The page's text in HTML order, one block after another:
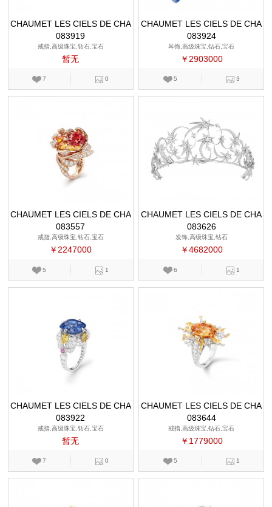
CHAUMET LES CIELS DE CHA
UMET
083919
戒指,高级珠宝,钻石,宝石
暂无
7 0
CHAUMET LES CIELS DE CHA
UMET
083924
耳饰,高级珠宝,钻石,宝石
￥2903000
5 3
CHAUMET LES CIELS DE CHA
UMET
083557
戒指,高级珠宝,钻石,宝石
￥2247000
5 1
CHAUMET LES CIELS DE CHA
UMET
083626
发饰,高级珠宝,钻石
￥4682000
6 1
CHAUMET LES CIELS DE CHA
UMET
083922
戒指,高级珠宝,钻石,宝石
暂无
7 0
CHAUMET LES CIELS DE CHA
UMET
083644
戒指,高级珠宝,钻石,宝石
￥1779000
5 1